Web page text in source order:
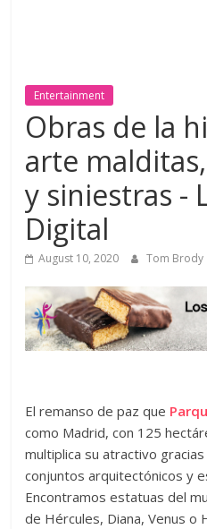
Entertainment
Obras de la
arte
y siniestras -
Digital
August 10, 2020 Tom Brody
El remanso de paz que
como Madrid, con 125
multiplica su atractivo
conjuntos arquitectónicos y
Encontramos estatuas del
de Hércules, Diana, Venus